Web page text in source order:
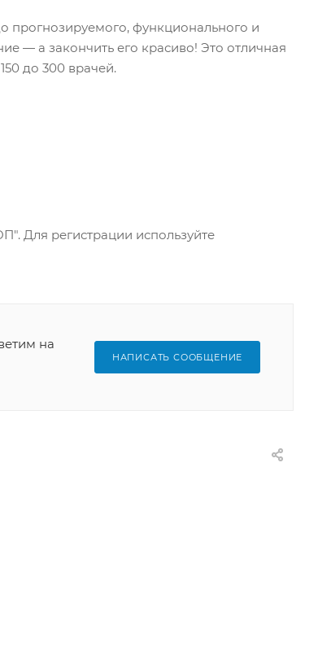
прогнозируемого, функционального и
— а закончить его красиво! Это отличная
до 300 врачей.
Для регистрации используйте
на
НАПИСАТЬ СООБЩЕНИЕ